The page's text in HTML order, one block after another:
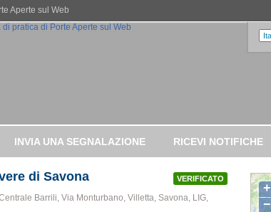
Aperte sul Web
INVIA UNA SEGNALAZIONE RICEVI NOTIFICHE
VERIFICATO
di Savona
Barrili, Via Monturbano, Villetta, Savona, LIG,
+
−